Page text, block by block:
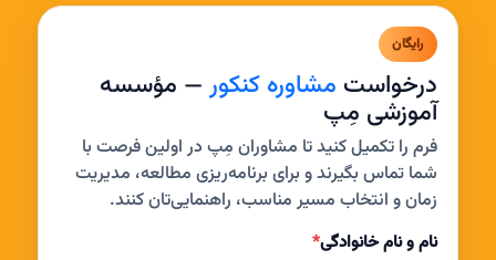
رایگان
درخواست مشاوره کنکور— مؤسسه
آموزشی مِپ
فرم را تکمیل کنید تا مشاوران مِپ در اولین فرصت با
شما تماس بگیرند و برای برنامه‌ریزی مطالعه، مدیریت
زمان و انتخاب مسیر مناسب، راهنمایی‌تان کنند.
نام و نام خانوادگی*